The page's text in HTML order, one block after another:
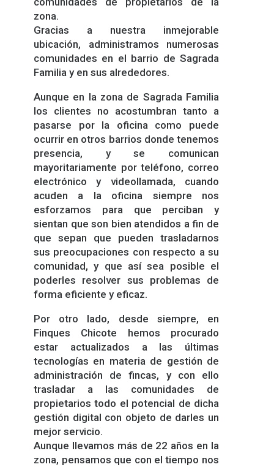
zona.
Gracias a nuestra inmejorable
ubicación, administramos numerosas
comunidades en el barrio de Sagrada
Familia y en sus alrededores.
Aunque en la zona de Sagrada Familia
los clientes no acostumbran tanto a
pasarse por la oficina como puede
ocurrir en otros barrios donde tenemos
presencia, y se comunican
mayoritariamente por teléfono, correo
electrónico y videollamada, cuando
acuden a la oficina siempre nos
esforzamos para que perciban y
sientan que son bien atendidos a fin de
que sepan que pueden trasladarnos
sus preocupaciones con respecto a su
comunidad, y que así sea posible el
poderles resolver sus problemas de
forma eficiente y eficaz.
Por otro lado, desde siempre, en
Finques Chicote hemos procurado
estar actualizados a las últimas
tecnologías en materia de gestión de
administración de fincas, y con ello
trasladar a las comunidades de
propietarios todo el potencial de dicha
gestión digital con objeto de darles un
mejor servicio.
Aunque llevamos más de 22 años en la
zona, pensamos que con el tiempo nos